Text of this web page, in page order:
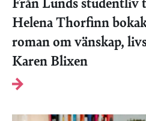
Från Lunds studentliv
Helena Thorfinn
roman om vänskap,
Karen Blixen